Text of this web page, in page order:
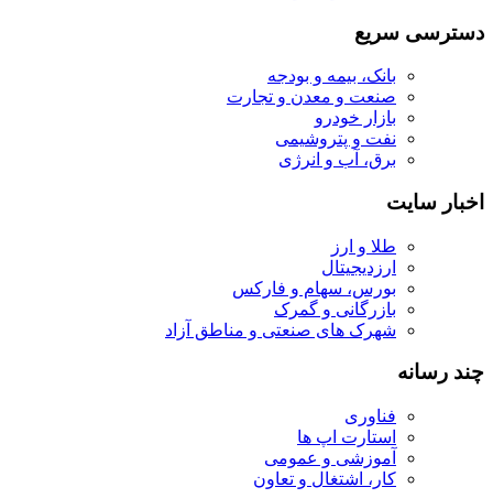
دسترسی سریع
بانک، بیمه و بودجه
صنعت و معدن و تجارت
بازار خودرو
نفت و پتروشیمی
برق، آب و انرژی
اخبار سایت
طلا و ارز
ارزدیجیتال
بورس، سهام و فارکس
بازرگانی و گمرک
شهرک های صنعتی و مناطق آزاد
چند رسانه
فناوری
استارت اپ ها
آموزشی و عمومی
کار، اشتغال و تعاون